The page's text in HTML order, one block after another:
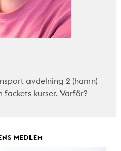
avdelning 2 (hamn)
kurser. Varför?
MEDLEM